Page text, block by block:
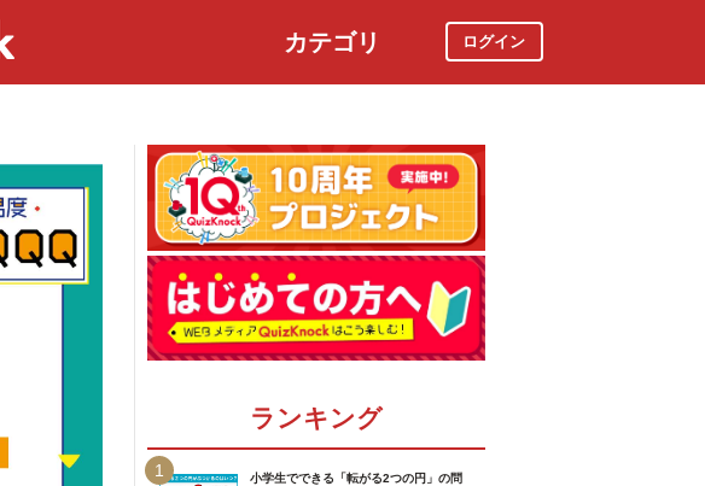
カテゴリ ログイン
ランキング
1
小学生でできる「転がる2つの円」の問